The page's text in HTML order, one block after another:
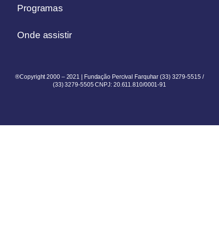
Programas
Onde assistir
®Copyright 2000 – 2021 | Fundação Percival Farquhar (33) 3279-5515 /
(33) 3279-5505 CNPJ: 20.611.810/0001-91